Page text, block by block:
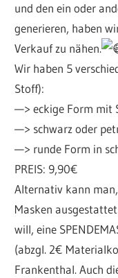
und den ein oder
generieren, haben
Verkauf zu nähen.
Wir haben 5
Stoff):
—> eckige Form mit
—> schwarz oder
—> runde Form in
PREIS: 9,90€
Alternativ kann
Masken
will, eine
(abzgl. 2€
Frankenthal. Auch